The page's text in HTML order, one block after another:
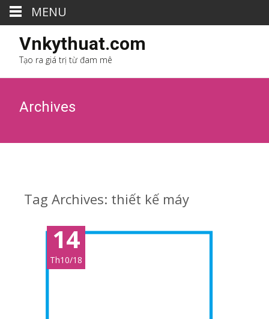
Vnkythuat.com
Tạo ra giá trị từ đam mê
Archives
Tag Archives: thiết kế máy
14
Th10/18
MENU